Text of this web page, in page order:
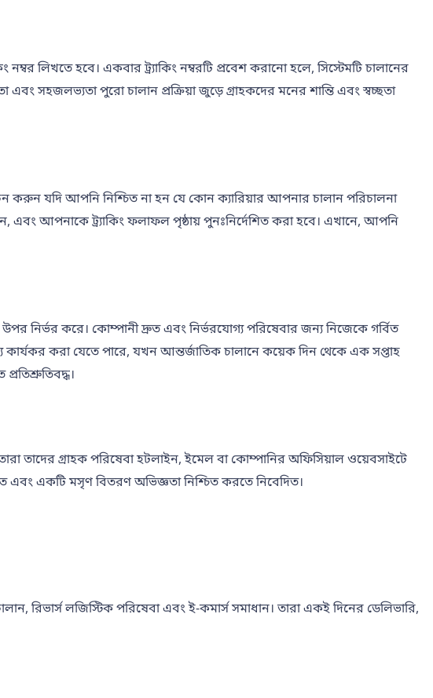
নম্বর লিখতে হবে। একবার ট্র্যাকিং নম্বরটি প্রবেশ করানো হলে, সিস্টেমটি চালানের
সহজলভ্যতা পুরো চালান প্রক্রিয়া জুড়ে গ্রাহকদের মনের শান্তি এবং স্বচ্ছতা
করুন যদি আপনি নিশ্চিত না হন যে কোন ক্যারিয়ার আপনার চালান পরিচালনা
এবং আপনাকে ট্র্যাকিং ফলাফল পৃষ্ঠায় পুনঃনির্দেশিত করা হবে। এখানে, আপনি
নির্ভর করে। কোম্পানী দ্রুত এবং নির্ভরযোগ্য পরিষেবার জন্য নিজেকে গর্বিত
কার্যকর করা যেতে পারে, যখন আন্তর্জাতিক চালানে কয়েক দিন থেকে এক সপ্তাহ
তাদের গ্রাহক পরিষেবা হটলাইন, ইমেল বা কোম্পানির অফিসিয়াল ওয়েবসাইটে
এবং একটি মসৃণ বিতরণ অভিজ্ঞতা নিশ্চিত করতে নিবেদিত।
রিভার্স লজিস্টিক পরিষেবা এবং ই-কমার্স সমাধান। তারা একই দিনের ডেলিভারি,